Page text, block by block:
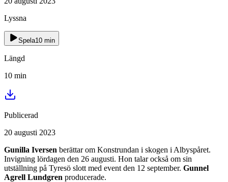
Lyssna
Spela10 min
Längd
10 min
Publicerad
20 augusti 2023
Gunilla Iversen berättar om Konstrundan i skogen i Albyspåret.
Invigning lördagen den 26 augusti. Hon talar också om sin
utställning på Tyresö slott med event den 12 september. Gunnel
Agrell Lundgren producerade.